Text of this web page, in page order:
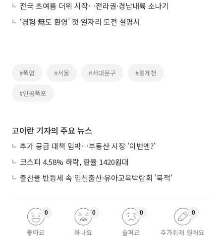
전국 초여름 더위 시작…전라권·경남내륙 소나기
‘경험 無도 환영’ 첫 일자리 도전 설명서
#폭염 #서울 #서대문구 #홍제천
#인공폭포
고이란 기자의 주요 뉴스
추가 공급 대책 임박…부동산 시장 '이번엔?'
코스피 4.58% 하락, 환율 1420원대
출산율 반등세 속 임신출산·유아교육박람회 '북적'
좋아요
0
화나요
0
슬퍼요
0
추가취재 원해요
0